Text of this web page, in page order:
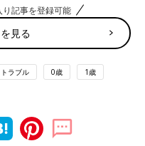
、フリーアナウンサーでイ
中学１年生の長男が発達障
を進める工藤勇一校長と、
ィの教科書』などの著書が
記事を登録可能
見る
ラブル 0歳 1歳